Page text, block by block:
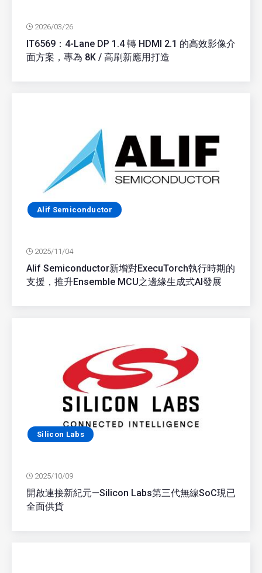
2026/03/26
IT6569：4-Lane DP 1.4 轉 HDMI 2.1 的高效影像介
面方案，專為 8K / 高刷新應用打造
Alif Semiconductor
2025/11/04
Alif Semiconductor新增對ExecuTorch執行時期的
支援，推升Ensemble MCU之邊緣生成式AI發展
Silicon Labs
2025/10/09
開啟連接新紀元—Silicon Labs第三代無線SoC現已
全面供貨